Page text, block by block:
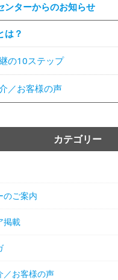
ンターからのお知らせ
は？
の10ステップ
／お客様の声
カテゴリー
のご案内
掲載
／お客様の声